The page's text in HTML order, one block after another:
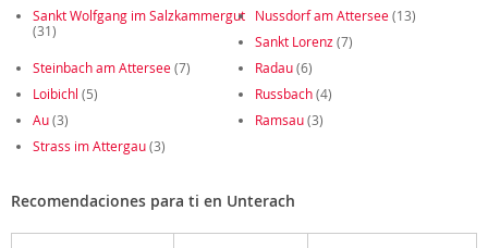
Sankt Wolfgang im Salzkammergut
(31)
Nussdorf am Attersee(13)
Sankt Lorenz (7)
Steinbach am Attersee(7) Radau(6)
Loibichl (5) Russbach(4)
Au(3) Ramsau(3)
Strass im Attergau(3)
Recomendaciones para ti en Unterach